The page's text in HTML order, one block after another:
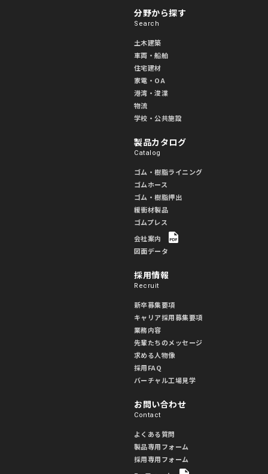
分野から探す
Search
土木建築
車両・船舶
住宅建材
家電・OA
港湾・浚渫
物流
学校・公共施設
製品カタログ
Catalog
ゴム・樹脂ライニング
ゴムホース
ゴム・樹脂押出
緩衝材製品
ゴムプレス
会社案内
図面データ
採用情報
Recruit
新卒募集要項
キャリア採用募集要項
業務内容
先輩たちのメッセージ
求める人物像
採用FAQ
バーチャル工場見学
お問い合わせ
Contact
よくある質問
製品専用フォーム
採用専用フォーム